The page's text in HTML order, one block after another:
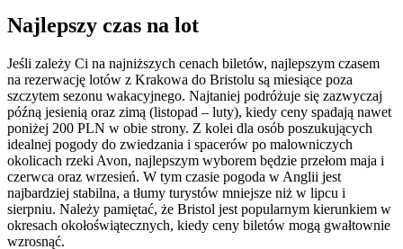
Najlepszy czas na lot
Jeśli zależy Ci na najniższych cenach biletów, najlepszym czasem
na rezerwację lotów z Krakowa do Bristolu są miesiące poza
szczytem sezonu wakacyjnego. Najtaniej podróżuje się zazwyczaj
późną jesienią oraz zimą (listopad – luty), kiedy ceny spadają nawet
poniżej 200 PLN w obie strony. Z kolei dla osób poszukujących
idealnej pogody do zwiedzania i spacerów po malowniczych
okolicach rzeki Avon, najlepszym wyborem będzie przełom maja i
czerwca oraz wrzesień. W tym czasie pogoda w Anglii jest
najbardziej stabilna, a tłumy turystów mniejsze niż w lipcu i
sierpniu. Należy pamiętać, że Bristol jest popularnym kierunkiem w
okresach okołoświątecznych, kiedy ceny biletów mogą gwałtownie
wzrosnąć.